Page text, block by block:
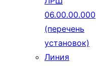
06.00.00.000
(перечень
установок)
Линия